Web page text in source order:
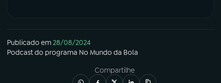
Publicado em28/08/2024
Podcastdo programa No Mundo da Bola
Compartilhe